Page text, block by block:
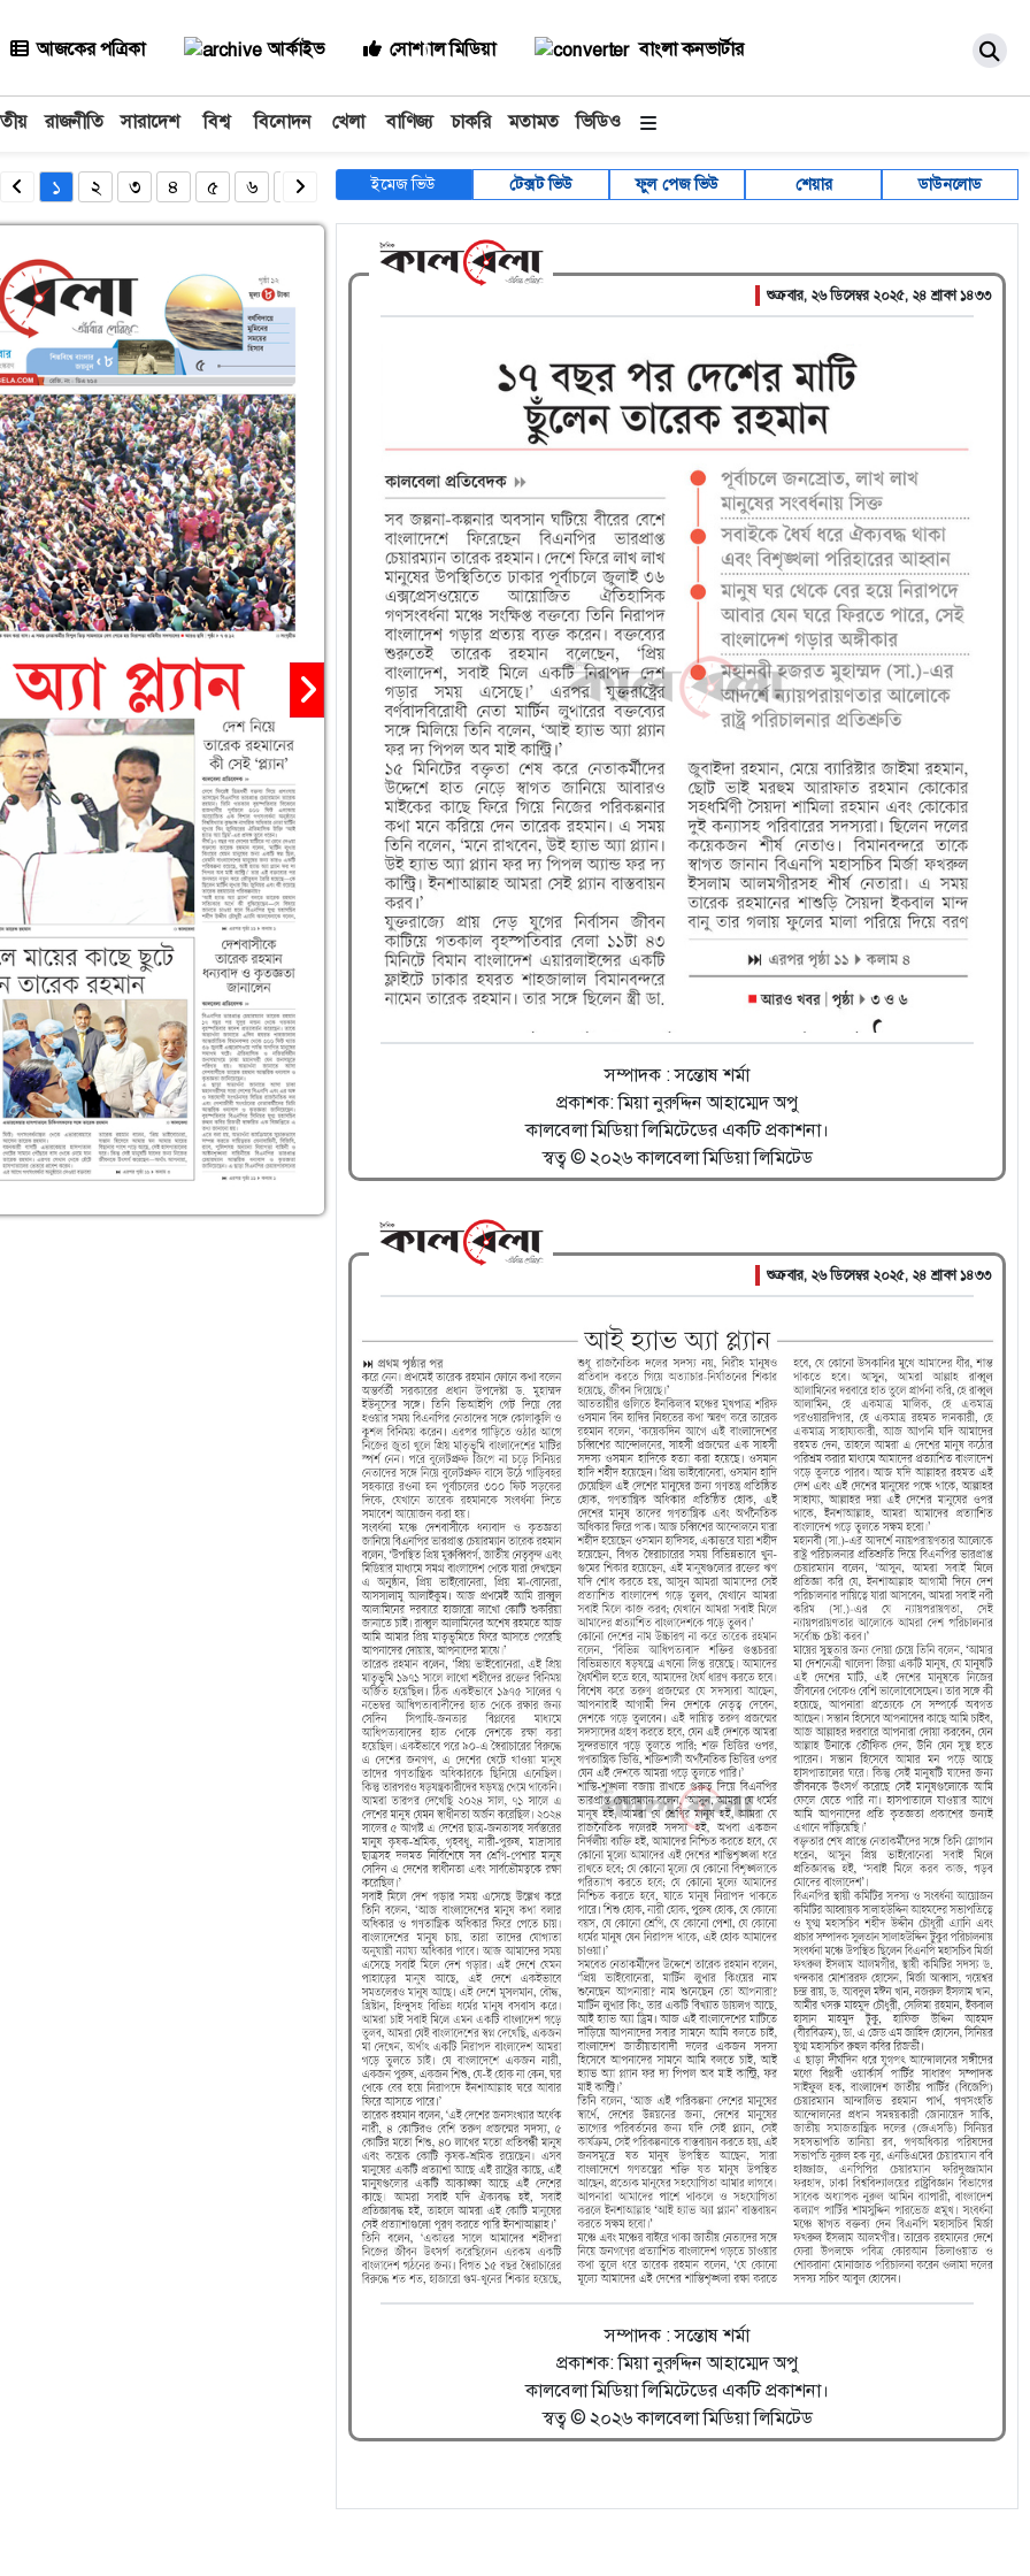
আজকের পত্রিকা আর্কাইভ সোশ্যাল মিডিয়া বাংলা কনভার্টার
রাজনীতি সারাদেশ বিশ্ব বিনোদন খেলা বাণিজ্য চাকরি মতামত ভিডিও
১ ২ ৩ ৪ ৫ ৬ ৭ ৯ ১০
ইমেজ ভিউ টেক্সট ভিউ ফুল পেজ ভিউ শেয়ার ডাউনলোড
শুক্রবার, ২৬ ডিসেম্বর ২০২৫, ২৪ শ্রাবণ ১৪৩৩
সম্পাদক : সন্তোষ শর্মা
প্রকাশক: মিয়া নুরুদ্দিন আহাম্মেদ অপু
কালবেলা মিডিয়া লিমিটেডের একটি প্রকাশনা।
স্বত্ব © ২০২৬ কালবেলা মিডিয়া লিমিটেড
শুক্রবার, ২৬ ডিসেম্বর ২০২৫, ২৪ শ্রাবণ ১৪৩৩
সম্পাদক : সন্তোষ শর্মা
প্রকাশক: মিয়া নুরুদ্দিন আহাম্মেদ অপু
কালবেলা মিডিয়া লিমিটেডের একটি প্রকাশনা।
স্বত্ব © ২০২৬ কালবেলা মিডিয়া লিমিটেড